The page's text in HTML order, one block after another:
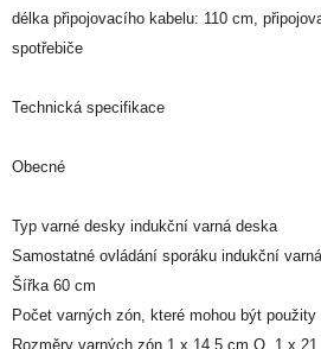
délka připojovacího kabelu: 110 cm,
spotřebiče
Technická specifikace
Obecné
Typ varné desky indukční varná deska
Samostatné ovládání sporáku indukční
Šířka 60 cm
Počet varných zón, které mohou být použity
Rozměry varných zón 1 x 14,5 cm O, 1 x